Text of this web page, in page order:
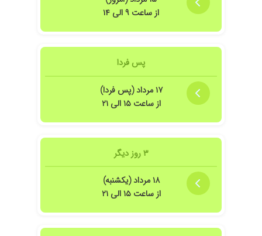
از ساعت ۹ الی ۱۴
پس فردا
۱۷ مرداد (پس فردا)
از ساعت ۱۵ الی ۲۱
۳ روز دیگر
۱۸ مرداد (یکشنبه)
از ساعت ۱۵ الی ۲۱